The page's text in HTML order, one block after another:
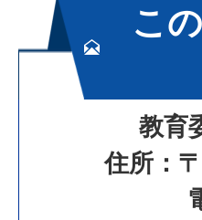
こ
教育
住所：